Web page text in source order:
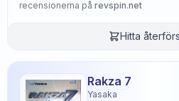
recensionerna på revspin.net
Hitta
Rakza 7
Yasaka